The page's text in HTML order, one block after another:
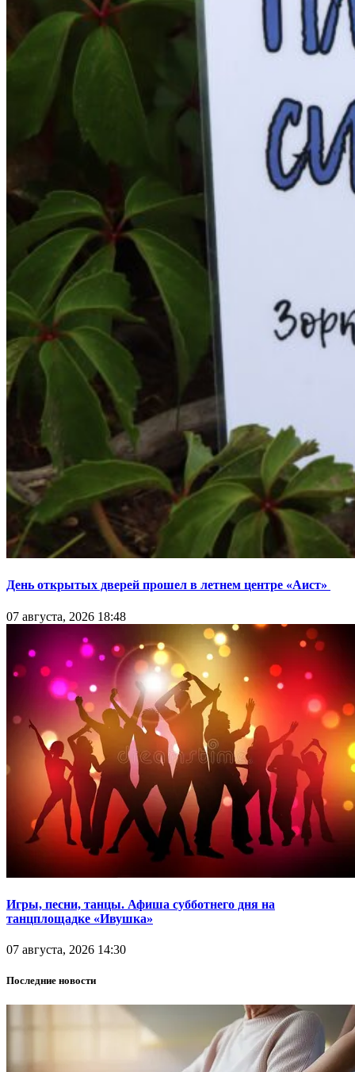
День открытых дверей прошел в летнем центре «Аист»
07 августа, 2026 18:48
Игры, песни, танцы. Афиша субботнего дня на
танцплощадке «Ивушка»
07 августа, 2026 14:30
Последние новости